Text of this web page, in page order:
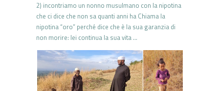
2) incontriamo un nonno musulmano con la nipotina
che ci dice che non sa quanti anni ha Chiama la
nipotina “oro” perché dice che è la sua garanzia di
non morire: lei continua la sua vita …